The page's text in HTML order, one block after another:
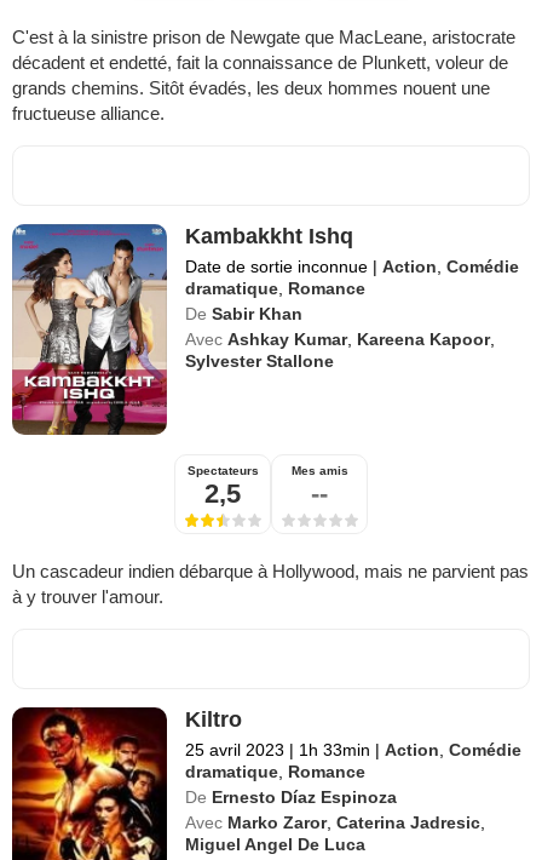
C'est à la sinistre prison de Newgate que MacLeane, aristocrate
décadent et endetté, fait la connaissance de Plunkett, voleur de
grands chemins. Sitôt évadés, les deux hommes nouent une
fructueuse alliance.
Kambakkht Ishq
Date de sortie inconnue | Action ,Comédie
dramatique Romance
De Sabir Khan
Avec Ashkay Kumar, Kareena Kapoor,
Sylvester Stallone
Spectateurs
2,5
Mes amis
--
Un cascadeur indien débarque à Hollywood, mais ne parvient pas
à y trouver l'amour.
Kiltro
25 avril 2023 | 1h 33min | Action ,Comédie
dramatique Romance
De Ernesto Díaz Espinoza
Avec Marko Zaror,Caterina Jadresic
Miguel Angel De Luca